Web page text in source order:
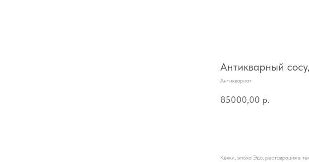
Антикварный
Антиквариат
85000,00 р.
Кёяки, эпоха Эдо, реставрация в